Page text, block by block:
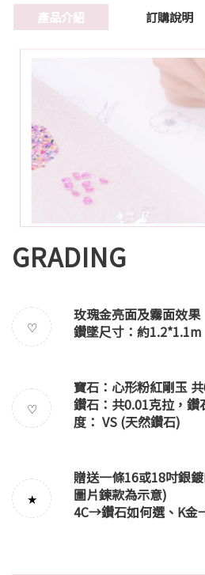
產品介紹 訂購說明
GRADING
♡
玫瑰金亮面及霧面效果
鑽墜尺寸：約1.2*1.1m
♡
寶石：心形粉紅剛玉
鑽石：共0.01克拉，鑽
度： VS (天然鑽石)
★
贈送一條16或18吋銀
圖片鍊款為示意)
4C→鑽石如何選、K